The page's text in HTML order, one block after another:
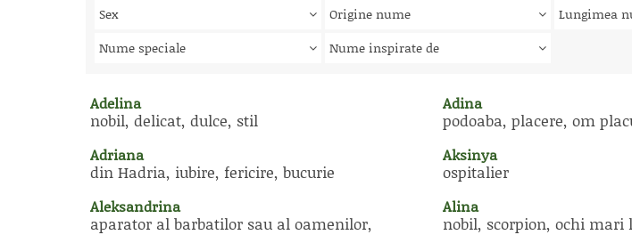
Sex Origine nume
Lungimea
Nume speciale
Nume inspirate de
Adelina
nobil, delicat, dulce, stil
Adina
podoaba, placere, om
Adriana
din Hadria, iubire, fericire, bucurie
Aksinya
ospitalier
Aleksandrina
aparator al barbatilor sau al oamenilor,
Alina
nobil, scorpion, ochi